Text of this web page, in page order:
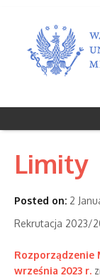
Limity
Posted on: 2
Rekrutacja 2023/
Rozporządzenie
września 2023 r.